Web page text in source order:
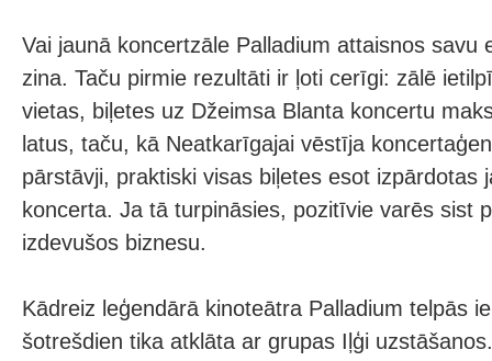
Vai jaunā koncertzāle Palladium attaisnos savu
zina. Taču pirmie rezultāti ir ļoti cerīgi: zālē
vietas, biļetes uz Džeimsa Blanta koncertu
latus, taču, kā Neatkarīgajai vēstīja
pārstāvji, praktiski visas biļetes esot izpārdotas
koncerta. Ja tā turpināsies, pozitīvie varēs sist
izdevušos biznesu.
Kādreiz leģendārā kinoteātra Palladium telpās
šotrešdien tika atklāta ar grupas Iļģi